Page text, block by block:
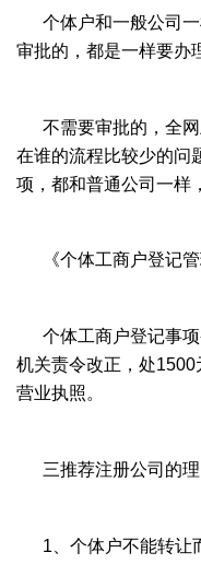
个体户和一般公司
审批的，都是一样要办
不需要审批的，全
在谁的流程比较少的问
项，都和普通公司一样
《个体工商户登记
个体工商户登记事
机关责令改正，处
营业执照。
三推荐注册公司的
1、个体户不能转让